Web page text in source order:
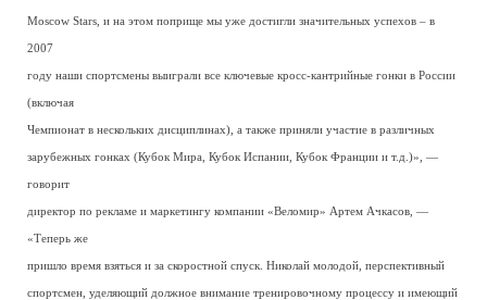
Moscow Stars, и на этом поприще мы уже достигли значительных успехов – в
2007
году наши спортсмены выиграли все ключевые кросс-кантрийные гонки в России
(включая
Чемпионат в нескольких дисциплинах), а также приняли участие в различных
зарубежных гонках (Кубок Мира, Кубок Испании, Кубок Франции и т.д.)», —
говорит
директор по рекламе и маркетингу компании «Веломир» Артем Ачкасов, —
«Теперь же
пришло время взяться и за скоростной спуск. Николай молодой, перспективный
спортсмен, уделяющий должное внимание тренировочному процессу и имеющий